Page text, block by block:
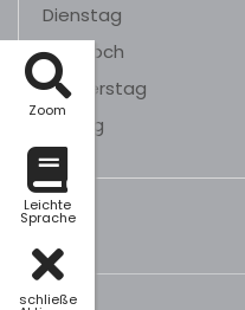
Zoom
Leichte
Sprache
schließe
Dienstag
Mittwoch
Donnerstag
Freitag